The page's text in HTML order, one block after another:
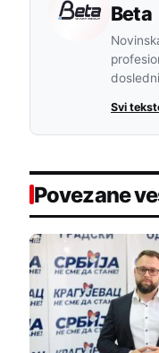
Beta
Svi
Povezane